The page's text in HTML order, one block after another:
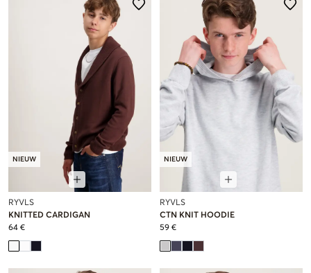
NIEUW
RYVLS
KNITTED CARDIGAN
64 €
NIEUW
RYVLS
CTN KNIT HOODIE
59 €